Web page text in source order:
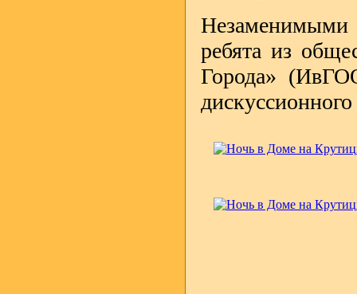
Незаменимыми
ребята из
Города»